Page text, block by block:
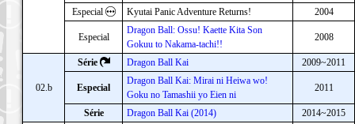
Especial
Kyutai Panic Adventure Returns! 2004
Especial
Dragon Ball: Ossu! Kaette Kita Son
Gokuu to Nakama-tachi!!
2008
02.b
Série Dragon Ball Kai 2009~2011
Especial
Dragon Ball Kai: Mirai ni Heiwa wo!
Goku no Tamashii yo Eien ni
2011
Série Dragon Ball Kai (2014) 2014~2015